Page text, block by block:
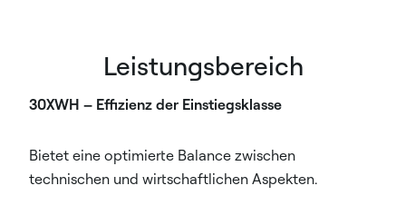
Leistungsbereich
30XWH – Effizienz der Einstiegsklasse
Bietet eine optimierte Balance zwischen
technischen und wirtschaftlichen Aspekten.